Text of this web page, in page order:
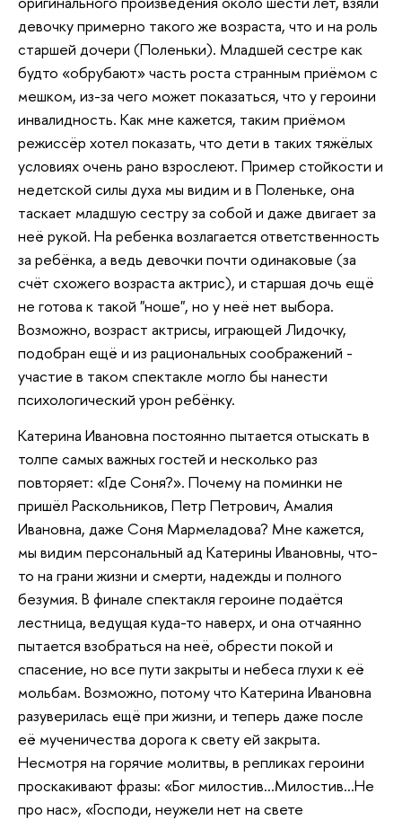
девочку примерно такого же возраста, что и на роль
старшей дочери (Поленьки). Младшей сестре как
будто «обрубают» часть роста странным приёмом с
мешком, из-за чего может показаться, что у героини
инвалидность. Как мне кажется, таким приёмом
режиссёр хотел показать, что дети в таких тяжёлых
условиях очень рано взрослеют. Пример стойкости и
недетской силы духа мы видим и в Поленьке, она
таскает младшую сестру за собой и даже двигает за
неё рукой. На ребенка возлагается ответственность
за ребёнка, а ведь девочки почти одинаковые (за
счёт схожего возраста актрис), и старшая дочь ещё
не готова к такой "ноше", но у неё нет выбора.
Возможно, возраст актрисы, играющей Лидочку,
подобран ещё и из рациональных соображений -
участие в таком спектакле могло бы нанести
психологический урон ребёнку.
Катерина Ивановна постоянно пытается отыскать в
толпе самых важных гостей и несколько раз
повторяет: «Где Соня?». Почему на поминки не
пришёл Раскольников, Петр Петрович, Амалия
Ивановна, даже Соня Мармеладова? Мне кажется,
мы видим персональный ад Катерины Ивановны, что-
то на грани жизни и смерти, надежды и полного
безумия. В финале спектакля героине подаётся
лестница, ведущая куда-то наверх, и она отчаянно
пытается взобраться на неё, обрести покой и
спасение, но все пути закрыты и небеса глухи к её
мольбам. Возможно, потому что Катерина Ивановна
разуверилась ещё при жизни, и теперь даже после
её мученичества дорога к свету ей закрыта.
Несмотря на горячие молитвы, в репликах героини
проскакивают фразы: «Бог милостив…Милостив…Не
про нас», «Господи, неужели нет на свете